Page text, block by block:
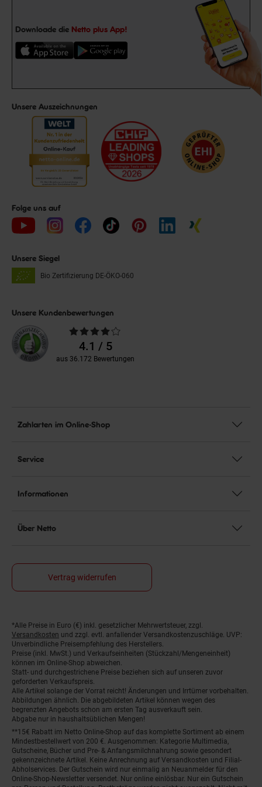
Downloade die Netto plus App!
Unsere Auszeichnungen
Folge uns auf
Unsere Siegel
Bio Zertifizierung DE-ÖKO-060
Unsere Kundenbewertungen
Durchschnittliche
Bewertungen4.1 / 5
aus 36.172 Bewertungen
Zahlarten im Online-Shop
Service
Informationen
Über Netto
Vertrag widerrufen
Fußnoten
*Alle Preise in Euro (€) inkl. gesetzlicher Mehrwertsteuer, zzgl.
Versandkosten und zzgl. evtl. anfallender Versandkostenzuschläge. UVP:
Unverbindliche Preisempfehlung des Herstellers.
Preise (inkl. MwSt.) und Verkaufseinheiten (Stückzahl/Mengeneinheit)
können im Online-Shop abweichen.
Statt- und durchgestrichene Preise beziehen sich auf unseren zuvor
geforderten Verkaufspreis.
Alle Artikel solange der Vorrat reicht! Änderungen und Irrtümer vorbehalten.
Abbildungen ähnlich. Die abgebildeten Artikel können wegen des
begrenzten Angebots schon am ersten Tag ausverkauft sein.
Abgabe nur in haushaltsüblichen Mengen!
**15€ Rabatt im Netto Online-Shop auf das komplette Sortiment ab einem
Mindestbestellwert von 200 €. Ausgenommen: Kategorie Multimedia,
Gutscheine, Bücher und Pre- & Anfangsmilchnahrung sowie gesondert
gekennzeichnete Artikel. Keine Anrechnung auf Versandkosten und Filial-
Abholservices. Der Gutschein wird nur einmalig an Neuanmelder für den
Online-Shop-Newsletter versendet. Nur online einlösbar. Nur ein Gutschein